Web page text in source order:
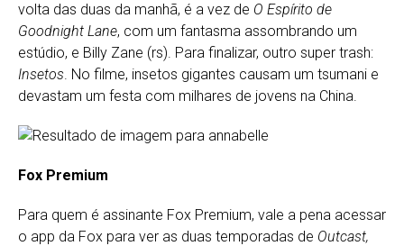
volta das duas da manhã, é a vez de O Espírito de
Goodnight Lane, com um fantasma assombrando um
estúdio, e Billy Zane (rs). Para finalizar, outro super trash:
Insetos. No filme, insetos gigantes causam um tsumani e
devastam um festa com milhares de jovens na China.
Fox Premium
Para quem é assinante Fox Premium, vale a pena acessar
o app da Fox para ver as duas temporadas de Outcast,